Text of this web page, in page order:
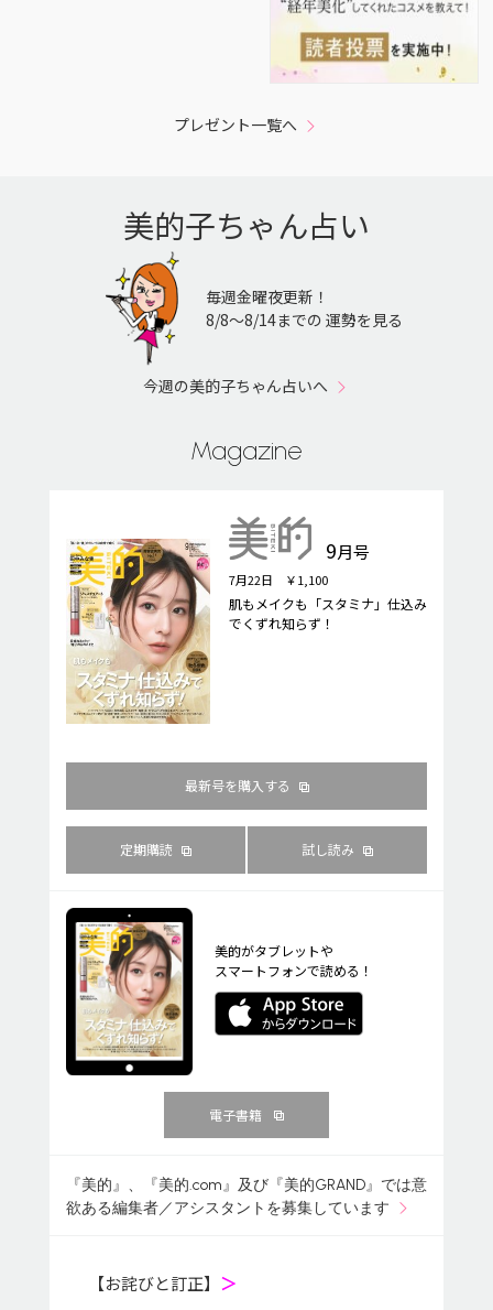
プレゼント一覧へ
美的子ちゃん占い
毎週金曜夜更新！
8/8〜8/14までの 運勢を見る
今週の美的子ちゃん占いへ
Magazine
9月号
7月22日 ￥1,100
肌もメイクも「スタミナ」仕込み
でくずれ知らず！
最新号を購入する
定期購読 試し読み
美的がタブレットや
スマートフォンで読める！
電子書籍
『美的』、『美的.com』及び『美的GRAND』では意
欲ある編集者／アシスタントを募集しています
【お詫びと訂正】 ＞